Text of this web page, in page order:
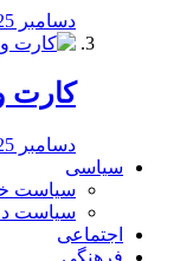
دسامبر 25, 2019
کارت
دسامبر 25, 2019
سیاسی
سیاست
سیاست
اجتماعی